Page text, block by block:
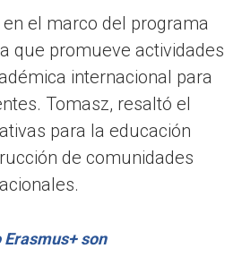
el marco del programa
que promueve actividades
internacional para
Tomasz, resaltó el
para la educación
de comunidades
son